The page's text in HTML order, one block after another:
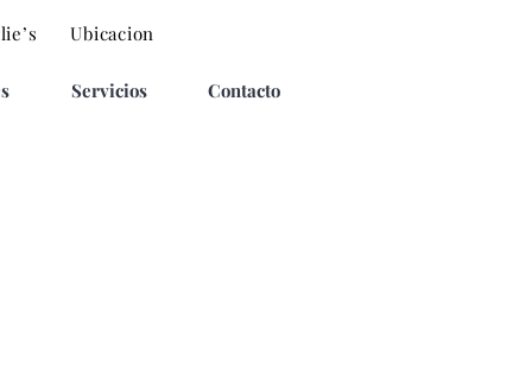
Ubicacion
Servicios Contacto